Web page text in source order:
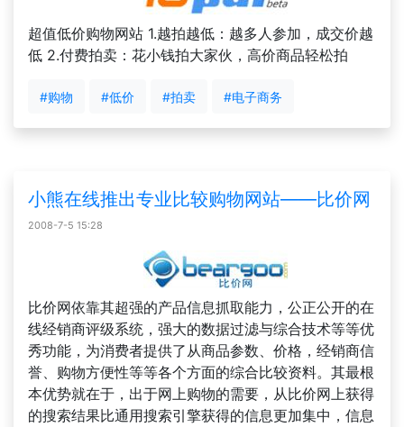
超值低价购物网站 1.越拍越低：越多人参加，成交价越
低 2.付费拍卖：花小钱拍大家伙，高价商品轻松拍
#购物 #低价 #拍卖 #电子商务
小熊在线推出专业比较购物网站——比价网
2008-7-5 15:28
比价网依靠其超强的产品信息抓取能力，公正公开的在
线经销商评级系统，强大的数据过滤与综合技术等等优
秀功能，为消费者提供了从商品参数、价格，经销商信
誉、购物方便性等等各个方面的综合比较资料。其最根
本优势就在于，出于网上购物的需要，从比价网上获得
的搜索结果比通用搜索引擎获得的信息更加集中，信息